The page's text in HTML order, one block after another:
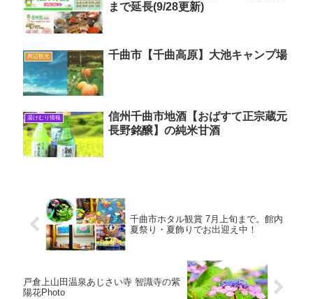
まで延長(9/28更新)
周辺観光 千曲市【千曲高原】大池キャンプ場
湯けむり情報
信州千曲市地酒【おばすて正宗蔵元
長野銘醸】の純米甘酒
千曲市ホタル観賞 7月上旬まで。館内
夏祭り・夏飾りでお出迎え中！
戸倉上山田温泉あじさい寺 智識寺の紫
陽花Photo